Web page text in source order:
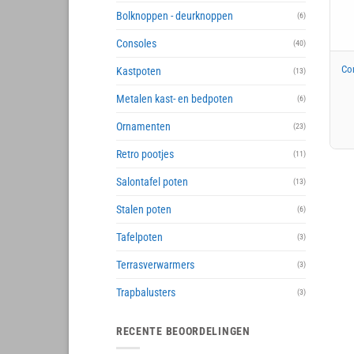
Bolknoppen - deurknoppen (6)
Consoles (40)
Kastpoten (13)
Metalen kast- en bedpoten (6)
Ornamenten (23)
Retro pootjes (11)
Salontafel poten (13)
Stalen poten (6)
Tafelpoten (3)
Terrasverwarmers (3)
Trapbalusters (3)
RECENTE BEOORDELINGEN